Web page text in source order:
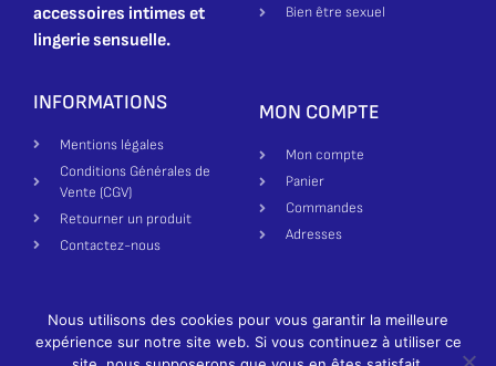
accessoires intimes et
lingerie sensuelle.
Bien être sexuel
INFORMATIONS
Mentions légales
Conditions Générales de
Vente (CGV)
Retourner un produit
Contactez-nous
MON COMPTE
Mon compte
Panier
Commandes
Adresses
Création site par Made in Bienne | Luxure Miam ©2025-2026 All
rights reserved
Nous utilisons des cookies pour vous garantir la meilleure
expérience sur notre site web. Si vous continuez à utiliser ce